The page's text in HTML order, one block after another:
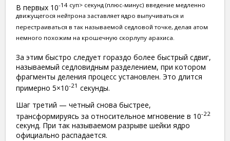
В первых 10-14 суп> секунд (плюс-минус) введение медленно
движущегося нейтрона заставляет ядро ​​выпучиваться и
перестраиваться в так называемой седловой точке, делая атом
немного похожим на крошечную скорлупу арахиса.
За этим быстро следует гораздо более быстрый сдвиг,
называемый седловидным разделением, при котором
фрагменты деления процесс установлен. Это длится
примерно 5×10-21 секунды.
Шаг третий — четный снова быстрее,
трансформируясь за относительное мгновение в 10-22
секунд. При так называемом разрыве шейки ядро ​​
официально распадается.